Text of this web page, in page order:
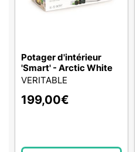
Potager d'intérieur
'Smart' - Arctic White
VERITABLE
199,00€